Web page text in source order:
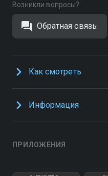
Возникли вопросы?
Обратная связь
Как смотреть
Информация
ПРИЛОЖЕНИЯ